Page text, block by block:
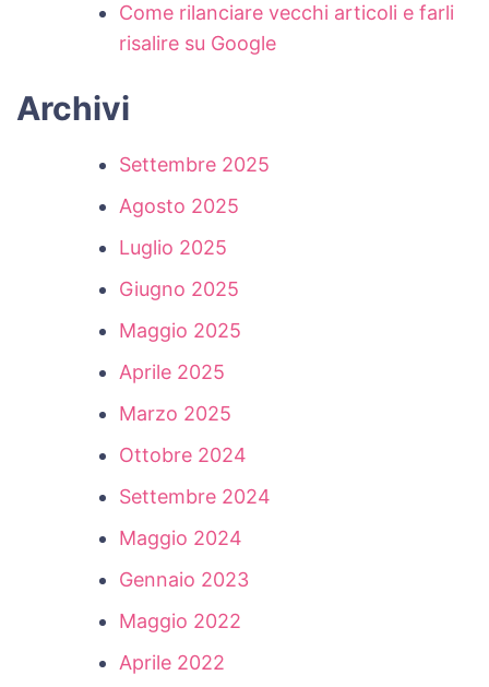
Come rilanciare vecchi articoli e farli
risalire su Google
Archivi
Settembre 2025
Agosto 2025
Luglio 2025
Giugno 2025
Maggio 2025
Aprile 2025
Marzo 2025
Ottobre 2024
Settembre 2024
Maggio 2024
Gennaio 2023
Maggio 2022
Aprile 2022